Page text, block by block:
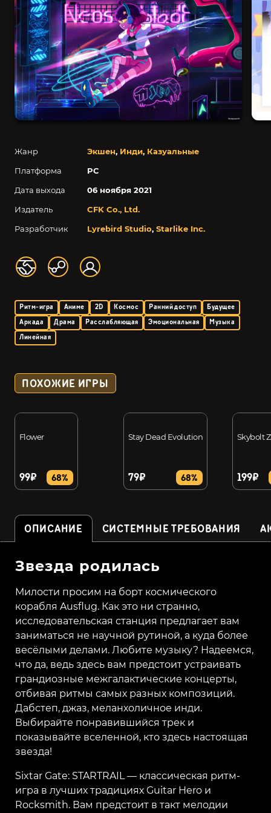
Жанр Экшен, Инди, Казуальные
Платформа
PC
Дата выхода
06 ноября 2021
Издатель
CFK Co., Ltd.
Разработчик
Lyrebird Studio, Starlike Inc.
Ритм-игра Аниме 2D Космос Ранний доступ
Будущее
Аркада
Драма Расслабляющая Эмоциональная
Музыка
Линейная
ПОХОЖИЕ ИГРЫ
Flower
99₽ 68%
Stay Dead Evolution
79₽ 68%
Skybolt
199₽
ОПИСАНИЕ СИСТЕМНЫЕ ТРЕБОВАНИЯ
Звезда родилась
Милости просим на борт космического
корабля Ausflug. Как это ни странно,
исследовательская станция предлагает вам
заниматься не научной рутиной, а куда более
весёлыми делами. Любите музыку? Надеемся,
что да, ведь здесь вам предстоит устраивать
грандиозные межгалактические концерты,
отбивая ритмы самых разных композиций.
Дабстеп, джаз, меланхоличное инди.
Выбирайте понравившийся трек и
показывайте вселенной, кто здесь настоящая
звезда!
Sixtar Gate: STARTRAIL — классическая ритм-
игра в лучших традициях Guitar Hero и
Rocksmith. Вам предстоит в такт мелодии